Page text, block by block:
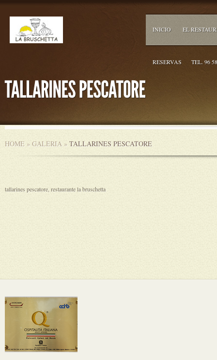
INICIO EL
RESERVAS TEL. 96
HOME » GALERIA » TALLARINES PESCATORE
tallarines pescatore, restaurante la bruschetta